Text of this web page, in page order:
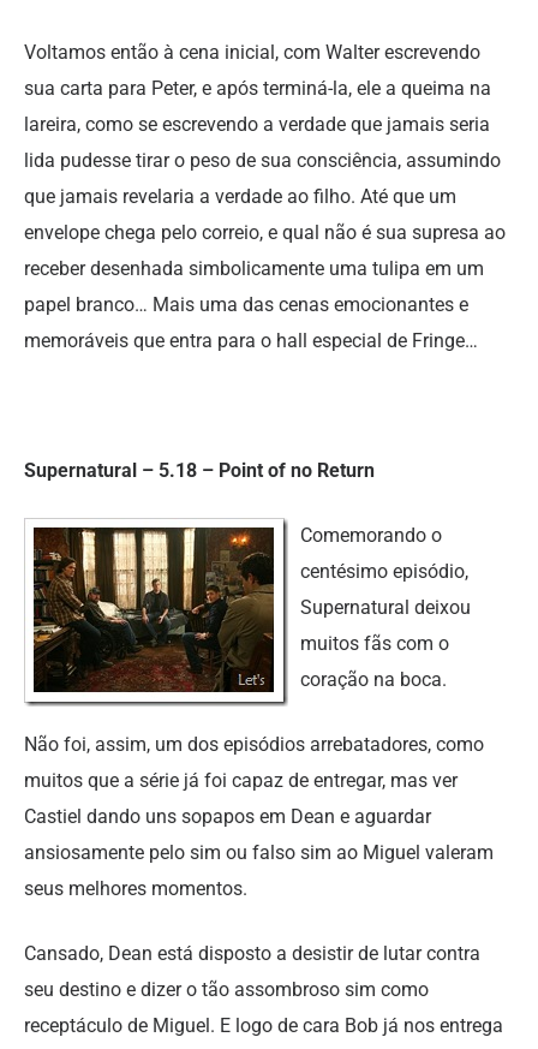
Voltamos então à cena inicial, com Walter escrevendo
sua carta para Peter, e após terminá-la, ele a queima na
lareira, como se escrevendo a verdade que jamais seria
lida pudesse tirar o peso de sua consciência, assumindo
que jamais revelaria a verdade ao filho. Até que um
envelope chega pelo correio, e qual não é sua supresa ao
receber desenhada simbolicamente uma tulipa em um
papel branco… Mais uma das cenas emocionantes e
memoráveis que entra para o hall especial de Fringe…
Supernatural – 5.18 – Point of no Return
Comemorando o
centésimo episódio,
Supernatural deixou
muitos fãs com o
coração na boca.
Não foi, assim, um dos episódios arrebatadores, como
muitos que a série já foi capaz de entregar, mas ver
Castiel dando uns sopapos em Dean e aguardar
ansiosamente pelo sim ou falso sim ao Miguel valeram
seus melhores momentos.
Cansado, Dean está disposto a desistir de lutar contra
seu destino e dizer o tão assombroso sim como
receptáculo de Miguel. E logo de cara Bob já nos entrega